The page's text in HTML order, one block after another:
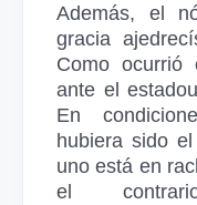
Además, el
gracia
Como
ante el
En
hubiera sido
uno está en
el